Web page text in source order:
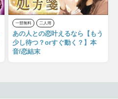
一部無料 二人用
あの人との恋叶えるなら【もう
少し待つ？orすぐ動く？】本
音/恋結末